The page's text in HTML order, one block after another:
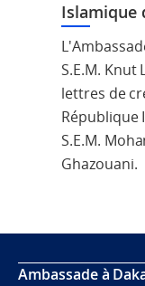
Islamique
S.E.M. Knut
lettres de
République
S.E.M.
Ghazouani.
Ambassade à